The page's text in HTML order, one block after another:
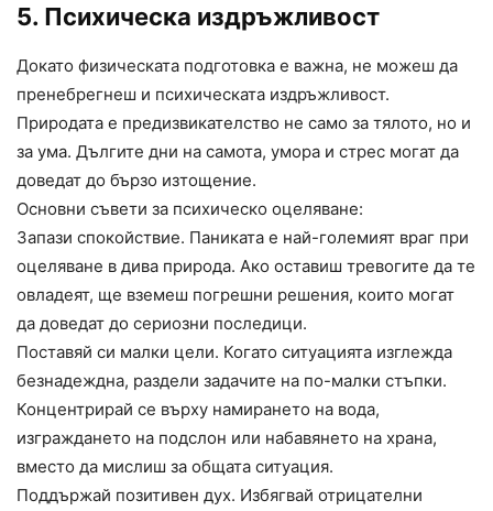
5. Психическа издръжливост
Докато физическата подготовка е важна, не можеш да
пренебрегнеш и психическата издръжливост.
Природата е предизвикателство не само за тялото, но и
за ума. Дългите дни на самота, умора и стрес могат да
доведат до бързо изтощение.
Основни съвети за психическо оцеляване:
Запази спокойствие. Паниката е най-големият враг при
оцеляване в дива природа. Ако оставиш тревогите да те
овладеят, ще вземеш погрешни решения, които могат
да доведат до сериозни последици.
Поставяй си малки цели. Когато ситуацията изглежда
безнадеждна, раздели задачите на по-малки стъпки.
Концентрирай се върху намирането на вода,
изграждането на подслон или набавянето на храна,
вместо да мислиш за общата ситуация.
Поддържай позитивен дух. Избягвай отрицателни